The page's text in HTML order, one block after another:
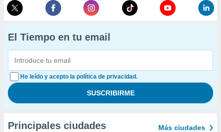
El Tiempo en tu email
He leído y acepto la política de privacidad.
Principales ciudades Más ciudades